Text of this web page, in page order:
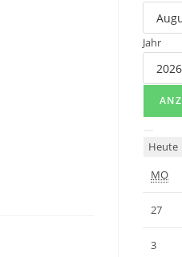
Jahr
Heute
MO
27
3